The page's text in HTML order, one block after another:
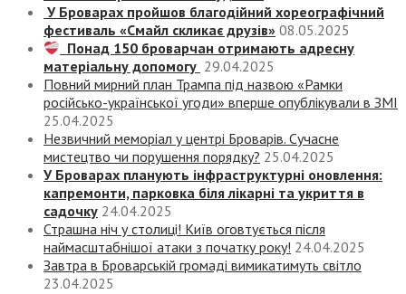
У Броварах пройшов благодійний хореографічний
фестиваль «Смайл скликає друзів» 08.05.2025
Понад 150 броварчан отримають адресну
матеріальну допомогу 29.04.2025
Повний мирний план Трампа під назвою «‎Рамки
російсько-української угоди» вперше опублікували в ЗМІ
25.04.2025
Незвичний меморіал у центрі Броварів. Сучасне
мистецтво чи порушення порядку? 25.04.2025
У Броварах планують інфраструктурні оновлення:
капремонти, парковка біля лікарні та укриття в
садочку 24.04.2025
Страшна ніч у столиці! Київ оговтується після
наймасштабнішої атаки з початку року! 24.04.2025
Завтра в Броварській громаді вимикатимуть світло
23.04.2025